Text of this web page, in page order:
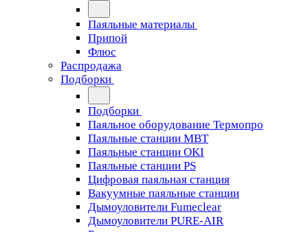
Паяльные материалы
Припой
Флюс
Распродажа
Подборки
Подборки
Паяльное оборудование Термопро
Паяльные станции MBT
Паяльные станции OKI
Паяльные станции PS
Цифровая паяльная станция
Вакуумные паяльные станции
Дымоуловители Fumeclear
Дымоуловители PURE-AIR